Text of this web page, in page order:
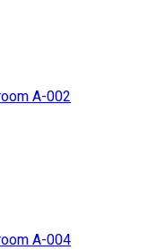
A-002
A-004